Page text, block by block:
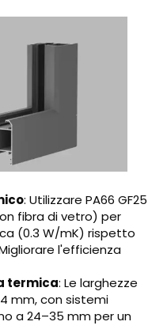
: Utilizzare PA66 GF25
fibra di vetro) per
(0.3 W/mK) rispetto
l'efficienza
termica: Le larghezze
mm, con sistemi
a 24–35 mm per un